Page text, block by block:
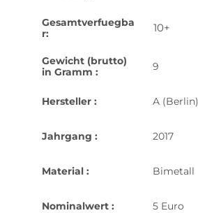
Gesamtverfuegba
r:
10+
Gewicht (brutto)
in Gramm :
9
Hersteller : A (Berlin)
Jahrgang : 2017
Material : Bimetall
Nominalwert : 5 Euro